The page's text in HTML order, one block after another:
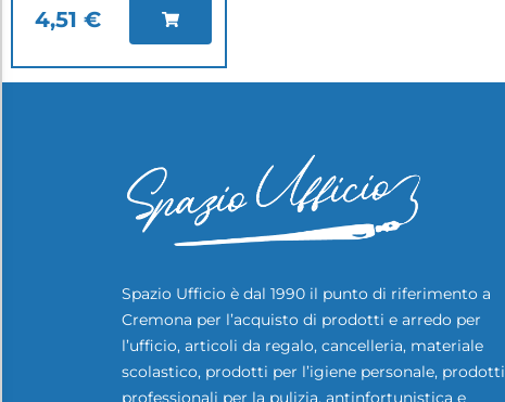
4,51 €
Spazio Ufficio è dal 1990 il punto di riferimento a
Cremona per l’acquisto di prodotti e arredo per
l’ufficio, articoli da regalo, cancelleria, materiale
scolastico, prodotti per l’igiene personale, prodotti
professionali per la pulizia, antinfortunistica e